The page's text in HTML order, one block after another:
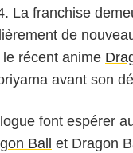
La franchise
de
récent anime
avant son
font espérer
Ball et Dragon